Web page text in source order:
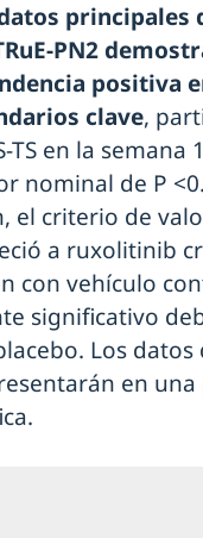
principales
PN2
positiva
clave,
TS en la semana
nominal de P
el criterio de
a ruxolitinib
con vehículo
significativo
Los
en